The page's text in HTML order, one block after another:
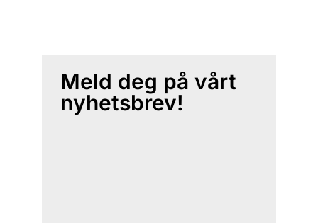
Meld deg på vårt
nyhetsbrev!